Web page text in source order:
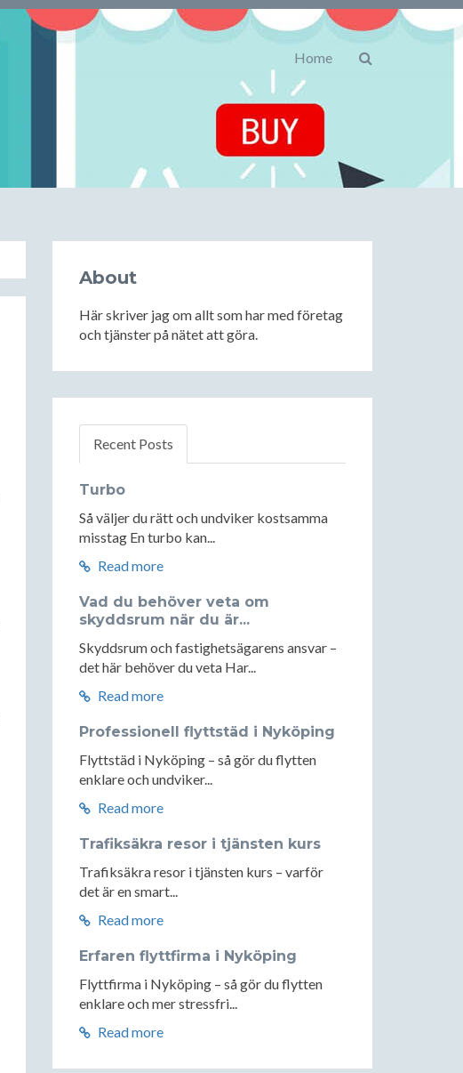
Home
About
Här skriver jag om allt som har med företag
och tjänster på nätet att göra.
Recent Posts
Turbo
Så väljer du rätt och undviker kostsamma
misstag En turbo kan...
Read more
Vad du behöver veta om
skyddsrum när du är...
Skyddsrum och fastighetsägarens ansvar –
det här behöver du veta Har...
Read more
Professionell flyttstäd i Nyköping
Flyttstäd i Nyköping – så gör du flytten
enklare och undviker...
Read more
Trafiksäkra resor i tjänsten kurs
Trafiksäkra resor i tjänsten kurs – varför
det är en smart...
Read more
Erfaren flyttfirma i Nyköping
Flyttfirma i Nyköping – så gör du flytten
enklare och mer stressfri...
Read more